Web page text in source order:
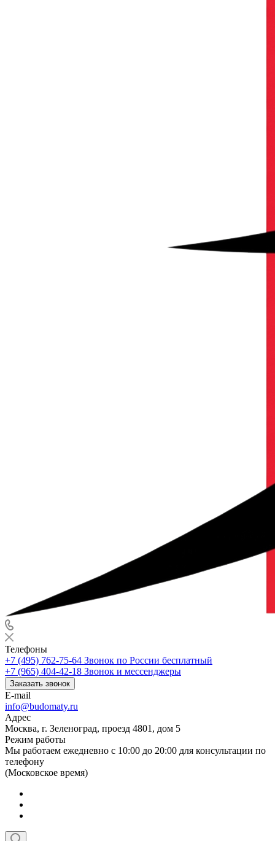
Телефоны
+7 (495) 762-75-64 Звонок по России бесплатный
+7 (965) 404-42-18 Звонок и мессенджеры
Заказать звонок
E-mail
info@budomaty.ru
Адрес
Москва, г. Зеленоград, проезд 4801, дом 5
Режим работы
Мы работаем ежедневно с 10:00 до 20:00 для консультации по
телефону
(Московское время)